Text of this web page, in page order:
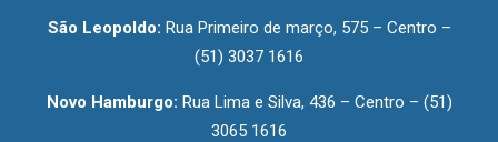
São Leopoldo: Rua Primeiro de março, 575 – Centro –
(51) 3037 1616
Novo Hamburgo: Rua Lima e Silva, 436 – Centro – (51)
3065 1616